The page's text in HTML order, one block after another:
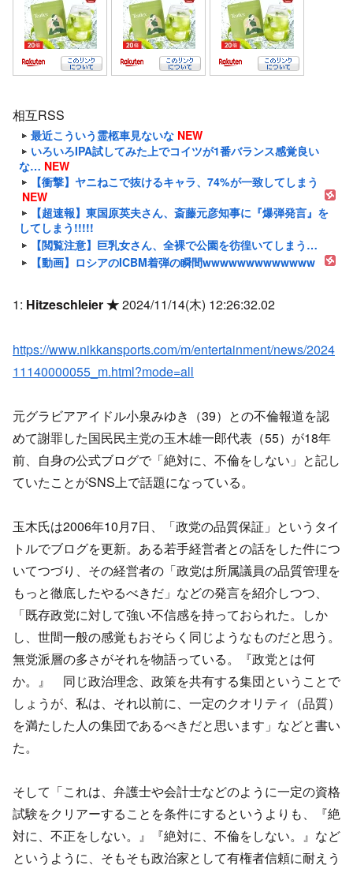
相互RSS
最近こういう霊柩車見ないな NEW
いろいろIPA試してみた上でコイツが1番バランス感覚良い
な… NEW
【衝撃】ヤニねこで抜けるキャラ、74%が一致してしまう
NEW
【超速報】東国原英夫さん、斎藤元彦知事に『爆弾発言』を
してしまう!!!!!
【閲覧注意】巨乳女さん、全裸で公園を彷徨いてしまう…
【動画】ロシアのICBM着弾の瞬間wwwwwwwwwwwww
1: Hitzeschleier ★2024/11/14(木) 12:26:32.02
https://www.nikkansports.com/m/entertainment/news/2024
11140000055_m.html?mode=all
元グラビアアイドル小泉みゆき（39）との不倫報道を認
めて謝罪した国民民主党の玉木雄一郎代表（55）が18年
前、自身の公式ブログで「絶対に、不倫をしない」と記し
ていたことがSNS上で話題になっている。
玉木氏は2006年10月7日、「政党の品質保証」というタイ
トルでブログを更新。ある若手経営者との話をした件につ
いてつづり、その経営者の「政党は所属議員の品質管理を
もっと徹底したやるべきだ」などの発言を紹介しつつ、
「既存政党に対して強い不信感を持っておられた。しか
し、世間一般の感覚もおそらく同じようなものだと思う。
無党派層の多さがそれを物語っている。『政党とは何
か。』 同じ政治理念、政策を共有する集団ということで
しょうが、私は、それ以前に、一定のクオリティ（品質）
を満たした人の集団であるべきだと思います」などと書い
た。
そして「これは、弁護士や会計士などのように一定の資格
試験をクリアーすることを条件にするというよりも、『絶
対に、不正をしない。』『絶対に、不倫をしない。』など
というように、そもそも政治家として有権者信頼に耐えう